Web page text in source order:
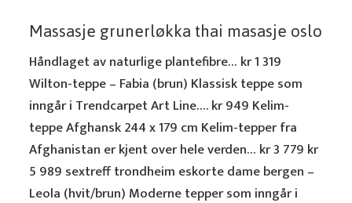
Massasje grunerløkka thai masasje oslo
Håndlaget av naturlige plantefibre… kr 1 319
Wilton-teppe – Fabia (brun) Klassisk teppe som
inngår i Trendcarpet Art Line…. kr 949 Kelim-
teppe Afghansk 244 x 179 cm Kelim-tepper fra
Afghanistan er kjent over hele verden… kr 3 779 kr
5 989 sextreff trondheim eskorte dame bergen –
Leola (hvit/brun) Moderne tepper som inngår i